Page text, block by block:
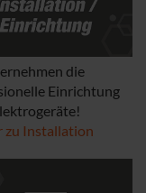
die
Einrichtung
zu Installation